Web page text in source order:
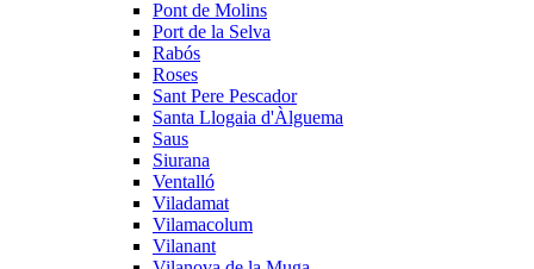
Pont de Molins
Port de la Selva
Rabós
Roses
Sant Pere Pescador
Santa Llogaia d'Àlguema
Saus
Siurana
Ventalló
Viladamat
Vilamacolum
Vilanant